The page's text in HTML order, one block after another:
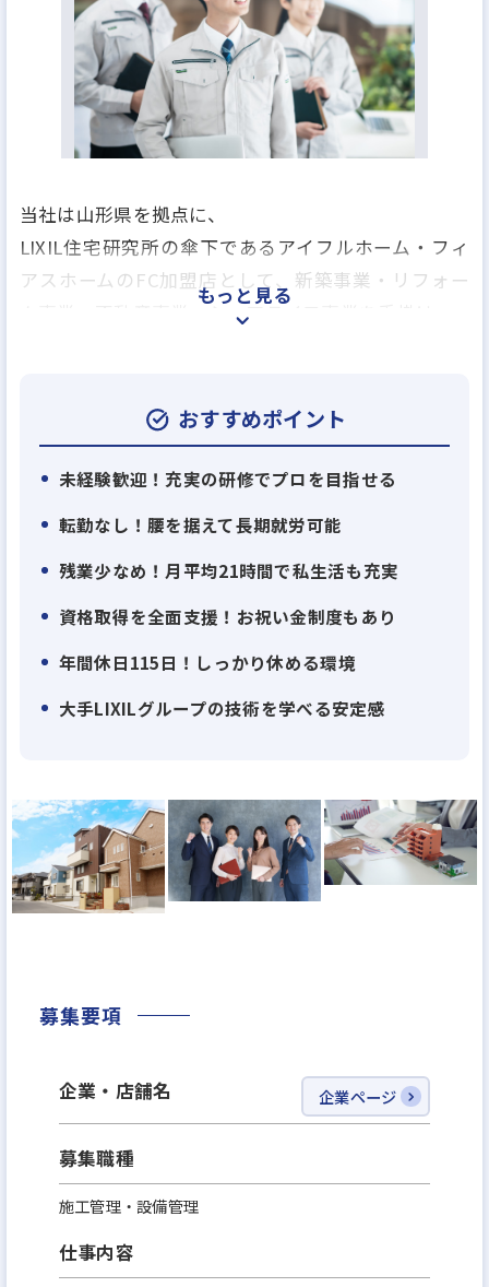
当社は山形県を拠点に、
LIXIL住宅研究所の傘下であるアイフルホーム・フィ
アスホームのFC加盟店として、新築事業・リフォー
ム事業・不動産事業・シニアライフ事業を手掛け、
ムスクエアAtoZを展開しております。
≪展開している主なサービス≫
ーム」
・選べる断熱性能でどう暮らすかをカタチに設計の
プロが考え抜いた規格住宅の提供も可能な「アイフ
・リフォームの専門店「リフォーム館」
・水廻り専門店「リココ」
もっと見る
おすすめポイント
未経験歓迎！充実の研修でプロを目指せる
転勤なし！腰を据えて長期就労可能
残業少なめ！月平均21時間で私生活も充実
資格取得を全面支援！お祝い金制度もあり
年間休日115日！しっかり休める環境
大手LIXILグループの技術を学べる安定感
募集要項
企業・店舗名 企業ページ
募集職種
施工管理・設備管理
仕事内容